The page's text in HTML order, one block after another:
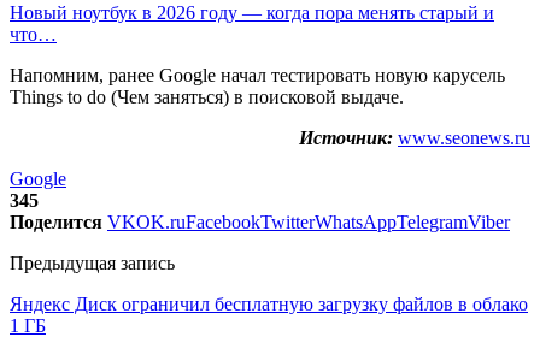
Новый ноутбук в 2026 году — когда пора менять старый и
что…
Напомним, ранее Google начал тестировать новую карусель
Things to do (Чем заняться) в поисковой выдаче.
Источник: www.seonews.ru
Google
345
Поделится VKOK.ruFacebookTwitterWhatsAppTelegramViber
Предыдущая запись
Яндекс Диск ограничил бесплатную загрузку файлов в облако
1 ГБ